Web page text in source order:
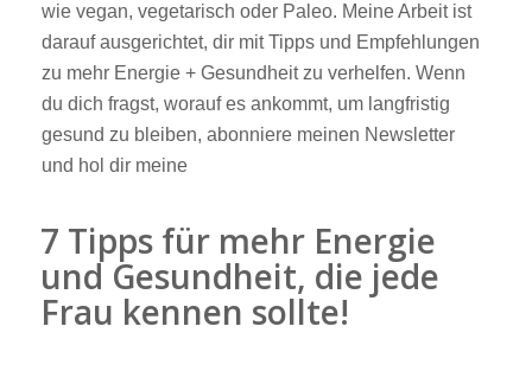
wie vegan, vegetarisch oder Paleo. Meine Arbeit ist
darauf ausgerichtet, dir mit Tipps und Empfehlungen
zu mehr Energie + Gesundheit zu verhelfen. Wenn
du dich fragst, worauf es ankommt, um langfristig
gesund zu bleiben, abonniere meinen Newsletter
und hol dir meine
7 Tipps für mehr Energie
und Gesundheit, die jede
Frau kennen sollte!